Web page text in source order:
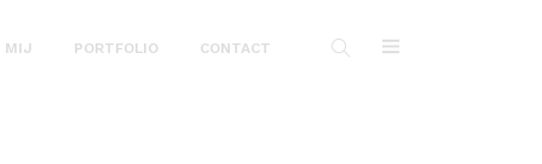
MIJ PORTFOLIO CONTACT